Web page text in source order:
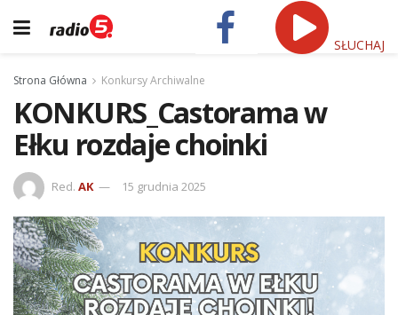
SŁUCHAJ
Strona Główna Konkursy Archiwalne
KONKURS_Castorama w
Ełku rozdaje choinki
Red. AK 15 grudnia 2025